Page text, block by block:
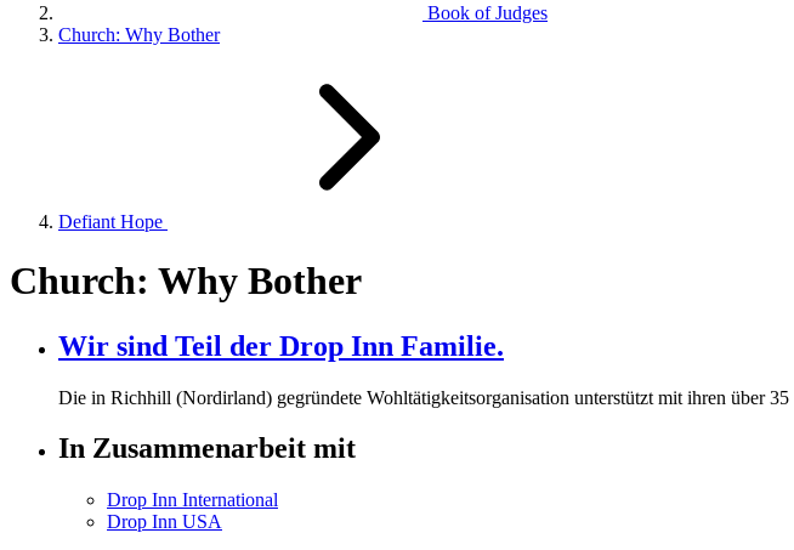
Book of Judges
Church: Why Bother
Defiant Hope
Church: Why Bother
Wir sind Teil der Drop Inn Familie.
Die in Richhill (Nordirland) gegründete Wohltätigkeitsorganisation unterstützt mit ihren über35
In Zusammenarbeit mit
Drop Inn International
Drop Inn USA